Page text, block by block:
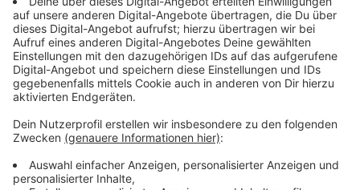
Denalane die Stränge ihres bisherigen Wirkens
zusammenführt. „Ich wollte ein ganz klassisches Soul-
Album machen“, sagt sie. „Stilistisch wollte ich mich in
der Phase von Ende der Sechzigerjahre bis ungefähr
1973 bewegen.“ Trotzdem geht es ihr nicht um
Vintage-Simulationen alter Soul-Aufnahmen. sondern
um: Identität. Musik, Politik und Persönlichkeit. Joy
Denalane mit "Let Yourself Be Loved" ist unser Album
der Woche.